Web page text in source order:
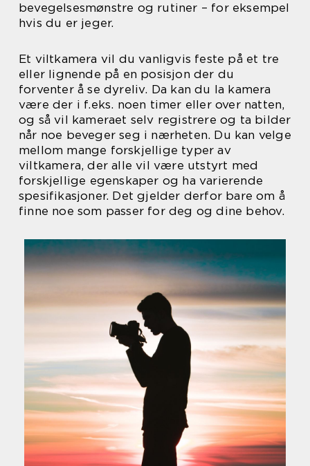
bevegelsesmønstre og rutiner – for eksempel
hvis du er jeger.
Et viltkamera vil du vanligvis feste på et tre
eller lignende på en posisjon der du
forventer å se dyreliv. Da kan du la kamera
være der i f.eks. noen timer eller over natten,
og så vil kameraet selv registrere og ta bilder
når noe beveger seg i nærheten. Du kan velge
mellom mange forskjellige typer av
viltkamera, der alle vil være utstyrt med
forskjellige egenskaper og ha varierende
spesifikasjoner. Det gjelder derfor bare om å
finne noe som passer for deg og dine behov.